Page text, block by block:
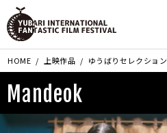
HOME 上映作品 ゆうばりセレクション
Mandeok